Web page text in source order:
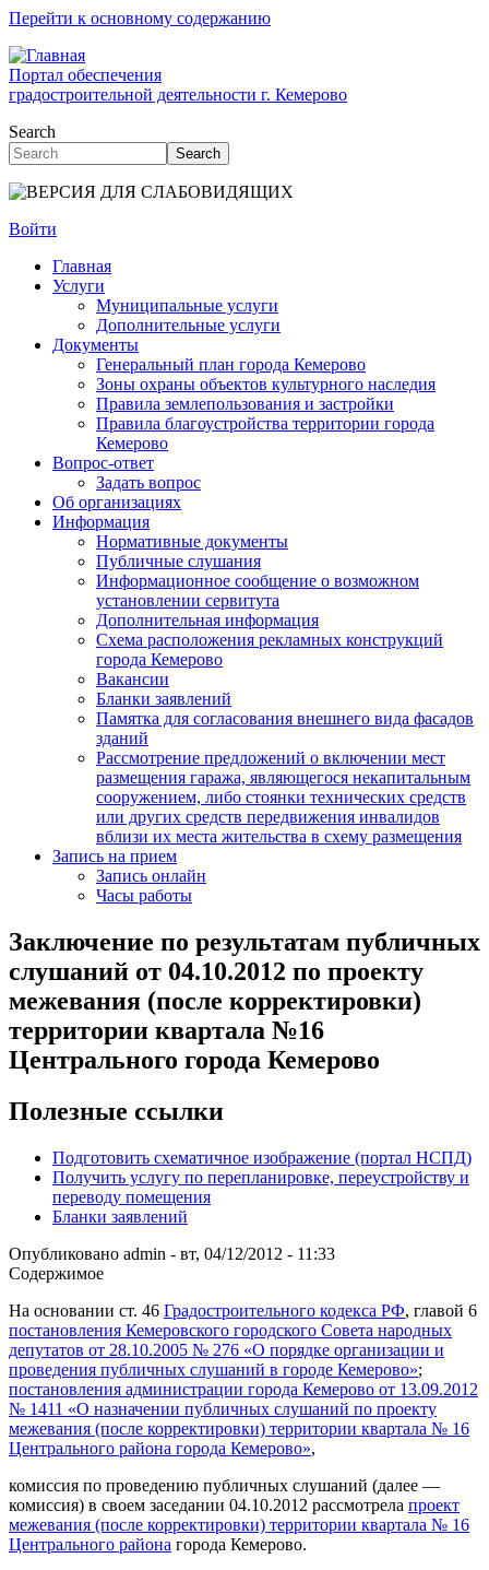
Перейти к основному содержанию
Портал обеспечения
градостроительной деятельности г. Кемерово
Search
Search
Войти
Главная
Услуги
Муниципальные услуги
Дополнительные услуги
Документы
Генеральный план города Кемерово
Зоны охраны объектов культурного наследия
Правила землепользования и застройки
Правила благоустройства территории города
Кемерово
Вопрос-ответ
Задать вопрос
Об организациях
Информация
Нормативные документы
Публичные слушания
Информационное сообщение о возможном
установлении сервитута
Дополнительная информация
Схема расположения рекламных конструкций
города Кемерово
Вакансии
Бланки заявлений
Памятка для согласования внешнего вида фасадов
зданий
Рассмотрение предложений о включении мест
размещения гаража, являющегося некапитальным
сооружением, либо стоянки технических средств
или других средств передвижения инвалидов
вблизи их места жительства в схему размещения
Запись на прием
Запись онлайн
Часы работы
Заключение по результатам публичных
слушаний от 04.10.2012 по проекту
межевания (после корректировки)
территории квартала №16
Центрального города Кемерово
Полезные ссылки
Подготовить схематичное изображение (портал НСПД)
Получить услугу по перепланировке, переустройству и
переводу помещения
Бланки заявлений
Опубликовано admin - вт, 04/12/2012 - 11:33
Содержимое
На основании ст. 46 Градостроительного кодекса РФ, главой 6
постановления Кемеровского городского Совета народных
депутатов от 28.10.2005 № 276 «О порядке организации и
проведения публичных слушаний в городе Кемерово»;
постановления администрации города Кемерово от 13.09.2012
№ 1411 «О назначении публичных слушаний по проекту
межевания (после корректировки) территории квартала № 16
Центрального района города Кемерово»,
комиссия по проведению публичных слушаний (далее —
комиссия) в своем заседании 04.10.2012 рассмотрела проект
межевания (после корректировки) территории квартала № 16
Центрального района города Кемерово.